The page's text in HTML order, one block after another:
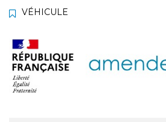
VÉHICULE